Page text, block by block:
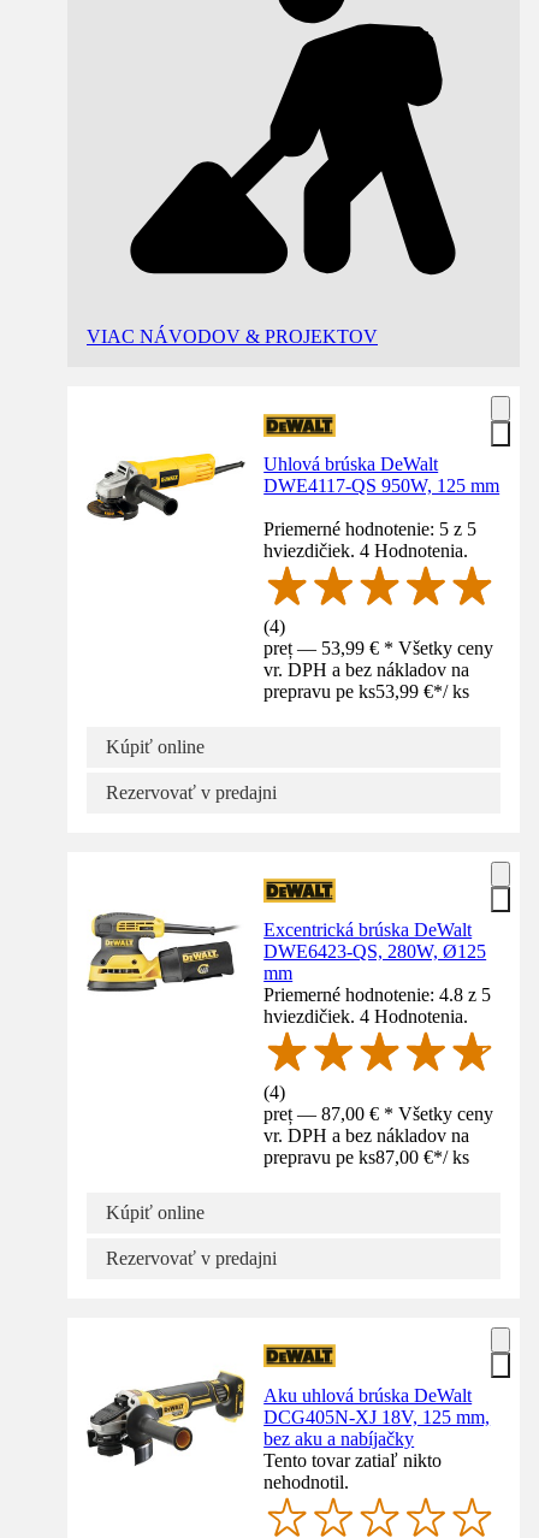
VIAC NÁVODOV & PROJEKTOV
Uhlová brúska DeWalt
DWE4117-QS 950W, 125 mm
Priemerné hodnotenie: 5 z 5
hviezdičiek. 4 Hodnotenia.
(4)
preț — 53,99 € * Všetky ceny
vr. DPH a bez nákladov na
prepravu pe ks53,99 €*/ ks
Kúpiť online
Rezervovať v predajni
Excentrická brúska DeWalt
DWE6423-QS, 280W, Ø125
mm
Priemerné hodnotenie: 4.8 z 5
hviezdičiek. 4 Hodnotenia.
(4)
preț — 87,00 € * Všetky ceny
vr. DPH a bez nákladov na
prepravu pe ks87,00 €*/ ks
Kúpiť online
Rezervovať v predajni
Aku uhlová brúska DeWalt
DCG405N-XJ 18V, 125 mm,
bez aku a nabíjačky
Tento tovar zatiaľ nikto
nehodnotil.